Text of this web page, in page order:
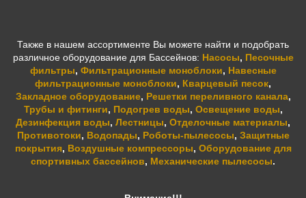
Также в нашем ассортименте Вы можете найти и подобрать
различное оборудование для Бассейнов: Насосы, Песочные
фильтры, Фильтрационные моноблоки, Навесные
фильтрационные моноблоки, Кварцевый песок,
Закладное оборудование, Решетки переливного канала,
Трубы и фитинги, Подогрев воды, Освещение воды,
Дезинфекция воды, Лестницы, Отделочные материалы,
Противотоки, Водопады, Роботы-пылесосы, Защитные
покрытия, Воздушные компрессоры, Оборудование для
спортивных бассейнов, Механические пылесосы.